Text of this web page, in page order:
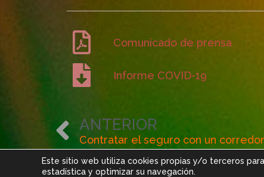
Comunicado de prensa
Informe COVID-19
Ant
ANTERIOR
Este sitio web utiliza cookies propias y/o terceros
estadística y optimizar su navegación.